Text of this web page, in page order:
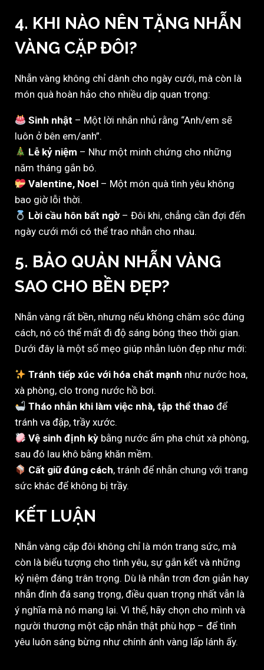
4. KHI NÀO NÊN TẶNG NHẪN
VÀNG CẶP ĐÔI?
Nhẫn vàng không chỉ dành cho ngày cưới, mà còn là
món quà hoàn hảo cho nhiều dịp quan trọng:
Sinh nhật – Một lời nhắn nhủ rằng “Anh/em sẽ
luôn ở bên em/anh”.
Lễ kỷ niệm – Như một minh chứng cho những
năm tháng gắn bó.
Valentine, Noel – Một món quà tình yêu không
bao giờ lỗi thời.
Lời cầu hôn bất ngờ – Đôi khi, chẳng cần đợi đến
ngày cưới mới có thể trao nhẫn cho nhau.
5. BẢO QUẢN NHẪN VÀNG
SAO CHO BỀN ĐẸP?
Nhẫn vàng rất bền, nhưng nếu không chăm sóc đúng
cách, nó có thể mất đi độ sáng bóng theo thời gian.
Dưới đây là một số mẹo giúp nhẫn luôn đẹp như mới:
Tránh tiếp xúc với hóa chất mạnh như nước hoa,
xà phòng, clo trong nước hồ bơi.
Tháo nhẫn khi làm việc nhà, tập thể thao để
tránh va đập, trầy xước.
Vệ sinh định kỳ bằng nước ấm pha chút xà phòng,
sau đó lau khô bằng khăn mềm.
Cất giữ đúng cách, tránh để nhẫn chung với trang
sức khác để không bị trầy.
KẾT LUẬN
Nhẫn vàng cặp đôi không chỉ là món trang sức, mà
còn là biểu tượng cho tình yêu, sự gắn kết và những
kỷ niệm đáng trân trọng. Dù là nhẫn trơn đơn giản hay
nhẫn đính đá sang trọng, điều quan trọng nhất vẫn là
ý nghĩa mà nó mang lại. Vì thế, hãy chọn cho mình và
người thương một cặp nhẫn thật phù hợp – để tình
yêu luôn sáng bừng như chính ánh vàng lấp lánh ấy.